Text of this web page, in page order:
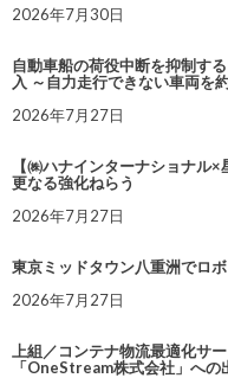
2026年7月30日
自動車船の荷役中断を抑制す
入 ～自力走行できない車両を
2026年7月27日
【㈱ハナインターナショナル
更なる強化ねらう
2026年7月27日
東京ミッドタウン八重洲でロ
2026年7月27日
上組／コンテナ物流最適化サ
「OneStream株式会社」への